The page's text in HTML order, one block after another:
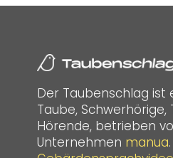
Der Taubenschlag ist
Taube,
Hörende, betrieben
Unternehmen manua